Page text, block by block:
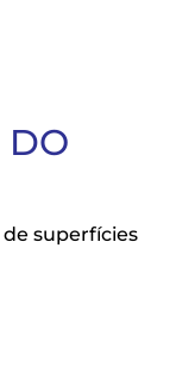
DO
superfícies